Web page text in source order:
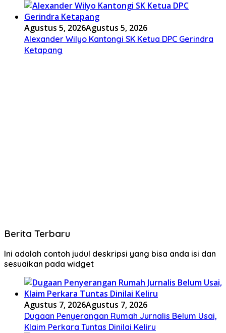
Agustus 5, 2026Agustus 5, 2026
Alexander Wilyo Kantongi SK Ketua DPC Gerindra
Ketapang
Berita Terbaru
Ini adalah contoh judul deskripsi yang bisa anda isi dan
sesuaikan pada widget
Agustus 7, 2026Agustus 7, 2026
Dugaan Penyerangan Rumah Jurnalis Belum Usai,
Klaim Perkara Tuntas Dinilai Keliru